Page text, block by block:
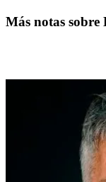
Más notas sobre